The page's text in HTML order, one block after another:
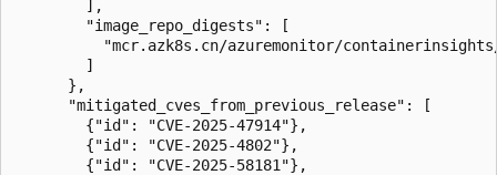
        ],
        "image_repo_digests": [
"mcr.azk8s.cn/azuremonitor/
        ]
      },
      "mitigated_cves_from_previous_release": [
        {"id": "CVE-2025-47914"},
        {"id": "CVE-2025-4802"},
        {"id": "CVE-2025-58181"},